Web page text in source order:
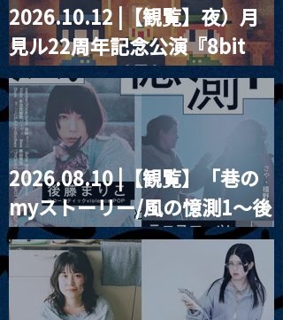
MoonRomantic
Channel1周年記念Live
2026.10.12 |【観覧】夜）月
見ル22周年記念公演『8bit
strawberry』
2026.08.10 |【観覧】「巷の
myストーリー/風の憶測1～後
藤まりこアコースティック
violence POPとテニスコー
ツ」